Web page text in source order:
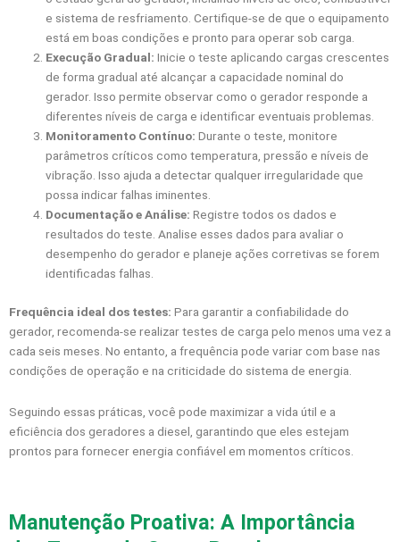
e sistema de resfriamento. Certifique-se de que o equipamento
está em boas condições e pronto para operar sob carga.
Execução Gradual: Inicie o teste aplicando cargas crescentes
de forma gradual até alcançar a capacidade nominal do
gerador. Isso permite observar como o gerador responde a
diferentes níveis de carga e identificar eventuais problemas.
Monitoramento Contínuo: Durante o teste, monitore
parâmetros críticos como temperatura, pressão e níveis de
vibração. Isso ajuda a detectar qualquer irregularidade que
possa indicar falhas iminentes.
Documentação e Análise: Registre todos os dados e
resultados do teste. Analise esses dados para avaliar o
desempenho do gerador e planeje ações corretivas se forem
identificadas falhas.
Frequência ideal dos testes: Para garantir a confiabilidade do
gerador, recomenda-se realizar testes de carga pelo menos uma vez a
cada seis meses. No entanto, a frequência pode variar com base nas
condições de operação e na criticidade do sistema de energia.
Seguindo essas práticas, você pode maximizar a vida útil e a
eficiência dos geradores a diesel, garantindo que eles estejam
prontos para fornecer energia confiável em momentos críticos.
Manutenção Proativa: A Importância